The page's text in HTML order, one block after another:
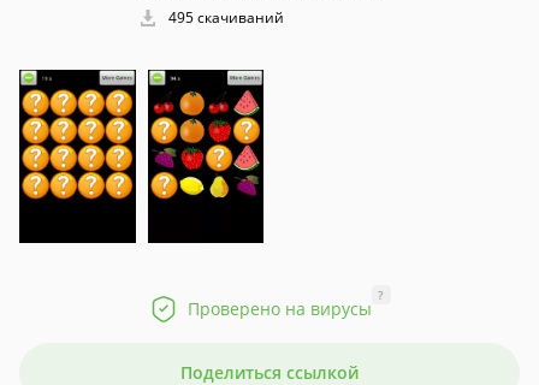
495 скачиваний
Проверено на вирусы
?
Поделиться ссылкой